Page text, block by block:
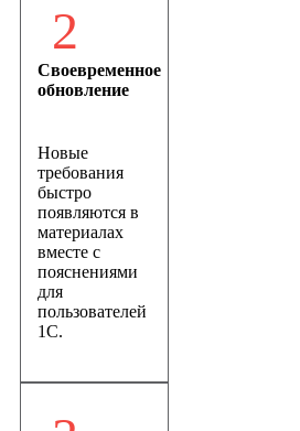
2
Своевременное
обновление
Новые
требования
быстро
появляются в
материалах
вместе с
пояснениями
для
пользователей
1С.